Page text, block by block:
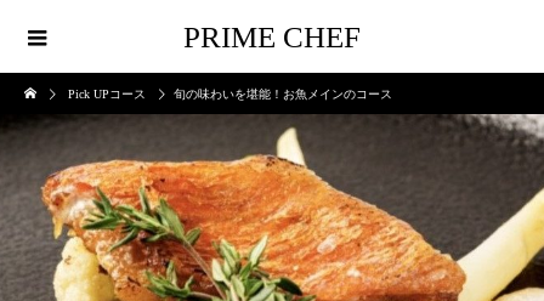
PRIME CHEF
Pick UPコース 旬の味わいを堪能！お魚メインのコース